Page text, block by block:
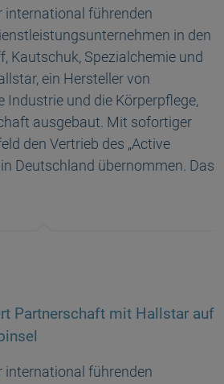
international führenden
in den
Kautschuk, Spezialchemie und
ein Hersteller von
Industrie und die Körperpflege,
ausgebaut. Mit sofortiger
den Vertrieb des „Active
Deutschland übernommen. Das
Partnerschaft mit Hallstar auf
international führenden